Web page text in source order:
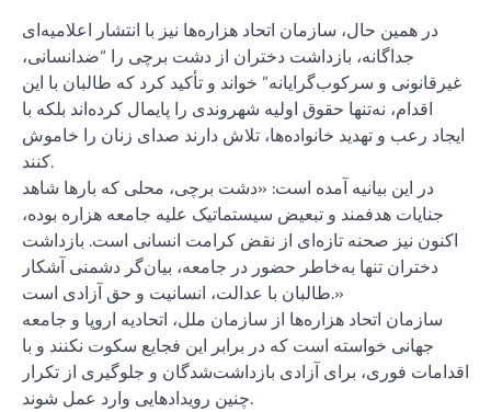
در همین حال، سازمان اتحاد هزاره‌ها نیز با انتشار اعلامیه‌ای
جداگانه، بازداشت دختران از دشت برچی را “ضدانسانی،
غیرقانونی و سرکوب‌گرایانه” خواند و تأکید کرد که طالبان با این
اقدام، نه‌تنها حقوق اولیه شهروندی را پایمال کرده‌اند بلکه با
ایجاد رعب و تهدید خانواده‌ها، تلاش دارند صدای زنان را خاموش
کنند.
در این بیانیه آمده است: «دشت برچی، محلی که بارها شاهد
جنایات هدفمند و تبعیض سیستماتیک علیه جامعه هزاره بوده،
اکنون نیز صحنه تازه‌ای از نقض کرامت انسانی است. بازداشت
دختران تنها به‌خاطر حضور در جامعه، بیان‌گر دشمنی آشکار
طالبان با عدالت، انسانیت و حق آزادی است.»
سازمان اتحاد هزاره‌ها از سازمان ملل، اتحادیه اروپا و جامعه
جهانی خواسته است که در برابر این فجایع سکوت نکنند و با
اقدامات فوری، برای آزادی بازداشت‌شدگان و جلوگیری از تکرار
چنین رویدادهایی وارد عمل شوند.